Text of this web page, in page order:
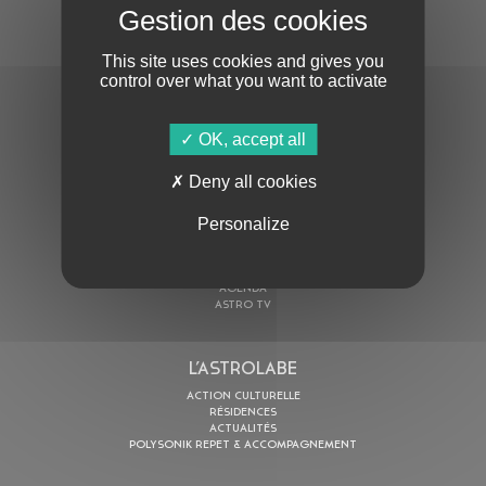
S'ABONNER À LA NEWSLETTER
En cochant cette case, j’accepte la Politique de confidentialité
AGENDA
ASTRO TV
L’ASTROLABE
ACTION CULTURELLE
RÉSIDENCES
ACTUALITÉS
POLYSONIK REPET & ACCOMPAGNEMENT
This site uses cookies and gives you
control over what you want to activate
OK, accept all
Deny all cookies
Personalize